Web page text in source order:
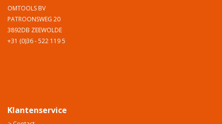
OMTOOLS BV
PATROONSWEG 20
3892DB ZEEWOLDE
+31 (0)36 - 522 119 5
Klantenservice